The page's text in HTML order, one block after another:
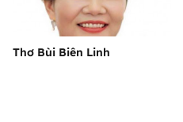
Thơ Bùi Biên Linh